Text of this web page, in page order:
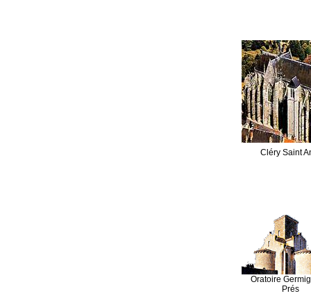
Cléry Saint
Oratoire
Prés